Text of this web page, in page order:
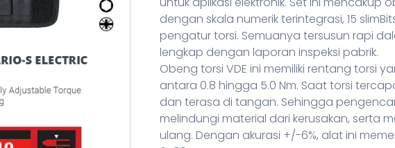
dengan skala numerik terintegrasi, 15
pengatur torsi. Semuanya tersusun rapi
lengkap dengan laporan inspeksi pabrik.
Obeng torsi VDE ini memiliki rentang torsi
antara 0.8 hingga 5.0 Nm. Saat torsi
dan terasa di tangan. Sehingga
melindungi material dari kerusakan, serta
ulang. Dengan akurasi +/-6%, alat ini